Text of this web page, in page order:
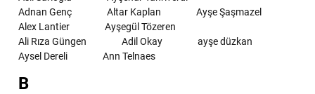
Adnan Genç
Altar Kaplan
Ayşe Şaşmazel
Alex Lantier
Ayşegül Tözeren
Ali Rıza Güngen
Adil Okay
ayşe düzkan
Aysel Dereli
Ann Telnaes
B